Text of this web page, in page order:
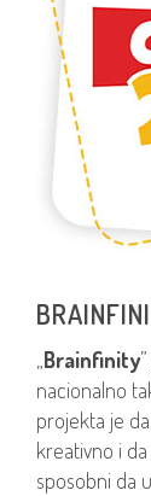
„Brainfinity
nacionalno
projekta je
kreativno i
sposobni da